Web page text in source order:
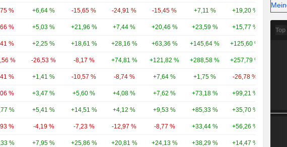
% +6,64 % -15,65 % -24,91 % -15,45 % +7,11 % +19,20 %
% +5,03 % +21,96 % +7,44 % +20,46 % +23,59 % +15,77 %
% +2,25 % +18,61 % +28,16 % +63,36 % +145,64 % +125,60 %
% -26,53 % -8,17 % +74,81 % +121,82 % +288,58 % +257,79 %
% +1,41 % -10,57 % -8,74 % +7,64 % +1,75 % -26,78 %
% +3,47 % +5,60 % +4,08 % +7,62 % +73,18 % +99,21 %
% +5,41 % +14,51 % +4,12 % +9,53 % +85,33 % +35,70 %
% -4,19 % -7,23 % -12,97 % -8,77 % +33,44 % +56,26 %
% +7,95 % +25,86 % +20,81 % +24,13 % +38,29 % +14,47 %
Top